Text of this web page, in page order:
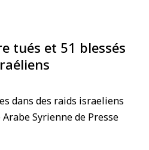
tués et 51 blessés